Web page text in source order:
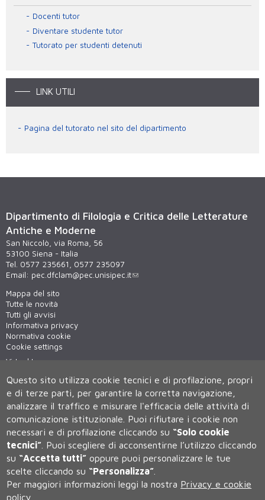
Docenti tutor
Diventare studente tutor
Tutorato per studenti detenuti
LINK UTILI
Pagina del tutorato nel sito del dipartimento
Dipartimento di Filologia e Critica delle Letterature
Antiche e Moderne
San Niccolò, via Roma, 56
53100 Siena - Italia
Tel. 0577 235661, 0577 235097
Email: pec.dfclam@pec.unisipec.it
Mappa del sito
Tutte le novità
Tutti gli avvisi
Informativa privacy
Normativa cookie
Cookie settings
Virtual tour
Università degli Studi di Siena
Rettorato, via Banchi di Sotto 55, 53100 Siena ITALIA
P.IVA 00273530527 | C.F. 80002070524 | Caselle Pec: Posta
Elettronica Certificata
Questo sito utilizza cookie tecnici e di profilazione, propri
e di terze parti, per garantire la corretta navigazione,
analizzare il traffico e misurare l'efficacia delle attività di
comunicazione istituzionale. Puoi rifiutare i cookie non
necessari e di profilazione cliccando su “Solo cookie
tecnici” Puoi scegliere di acconsentirne l’utilizzo cliccando
su “Accetta tutti” oppure puoi personalizzare le tue
scelte cliccando su “Personalizza”
Per maggiori informazioni leggi la nostra Privacy e cookie
policy